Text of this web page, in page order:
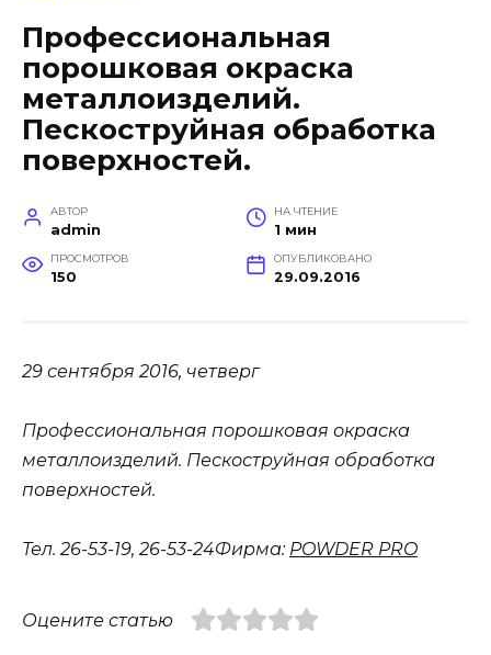
Профессиональная
порошковая окраска
металлоизделий.
Пескоструйная обработка
поверхностей.
АВТОР
admin
НА ЧТЕНИЕ
1 мин
ПРОСМОТРОВ
150
ОПУБЛИКОВАНО
29.09.2016
29 сентября 2016, четверг
Профессиональная порошковая окраска
металлоизделий. Пескоструйная обработка
поверхностей.
Тел. 26-53-19, 26-53-24Фирма: POWDER PRO
Оцените статью